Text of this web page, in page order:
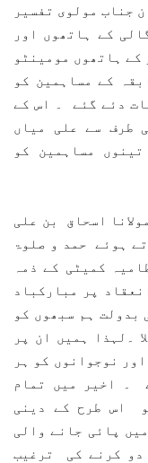
مولوی تفسیر
کے ہاتھوں اور
کے ہاتھوں مومینٹو
کے مساہمین کو
دئے گئے ۔ اس کے
طرف سے علی میاں
مساہمین کو
اسحاق بن علی
ہوئے حمد و صلوۃ
کمیٹی کے ذمہ
پر مبارکباد
بدولت ہم سبھوں کو
۔لہذا ہمیں ان پر
نوجوانوں کو ہر
۔ اخیر میں تمام
اس طرح کے دینی
پائی جانے والی
دو کرنے کی ترغیب